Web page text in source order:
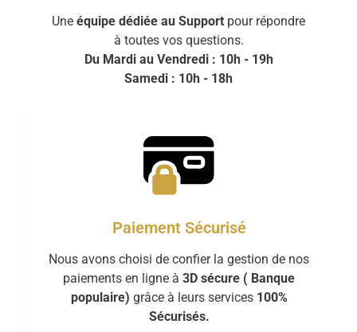
Une équipe dédiée au Support pour répondre
à toutes vos questions.
Du Mardi au Vendredi : 10h - 19h
Samedi : 10h - 18h
Paiement Sécurisé
Nous avons choisi de confier la gestion de nos
paiements en ligne à 3D sécure ( Banque
populaire) grâce à leurs services 100%
Sécurisés.